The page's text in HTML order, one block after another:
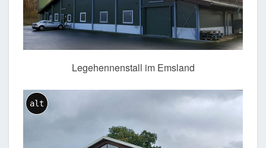
Legehennenstall im Emsland
alt